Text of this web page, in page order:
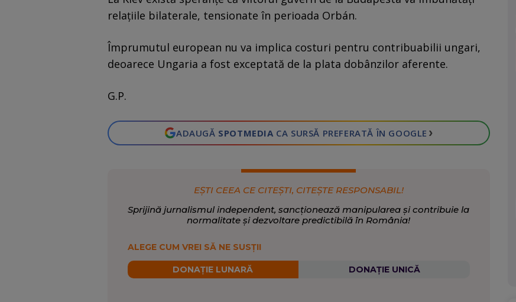
relațiile bilaterale, tensionate în perioada Orbán.
Împrumutul european nu va implica costuri pentru contribuabilii ungari,
deoarece Ungaria a fost exceptată de la plata dobânzilor aferente.
G.P.
ADAUGĂ SPOTMEDIA CA SURSĂ PREFERATĂ ÎN GOOGLE ›
EȘTI CEEA CE CITEȘTI, CITEȘTE RESPONSABIL!
Sprijină jurnalismul independent, sancționează manipularea și contribuie la
normalitate și dezvoltare predictibilă în România!
ALEGE CUM VREI SĂ NE SUSȚII
DONAȚIE LUNARĂ DONAȚIE UNICĂ